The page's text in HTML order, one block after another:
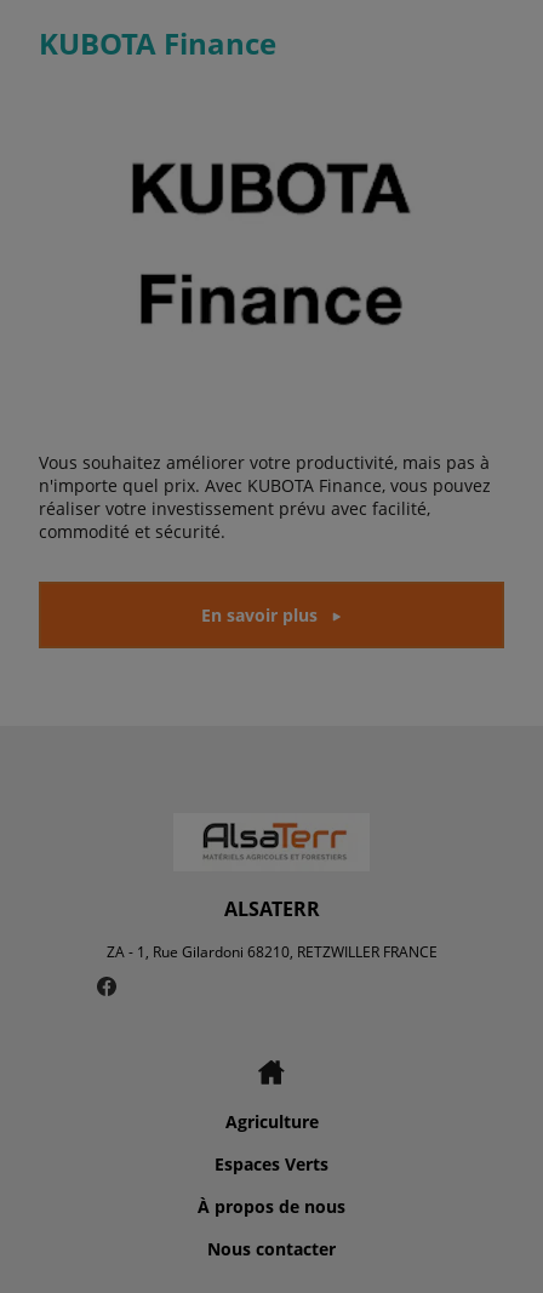
KUBOTA Finance
Vous souhaitez améliorer votre productivité, mais pas à
n'importe quel prix. Avec KUBOTA Finance, vous pouvez
réaliser votre investissement prévu avec facilité,
commodité et sécurité.
En savoir plus
ALSATERR
ZA - 1, Rue Gilardoni 68210, RETZWILLER FRANCE
Agriculture
Espaces Verts
À propos de nous
Nous contacter